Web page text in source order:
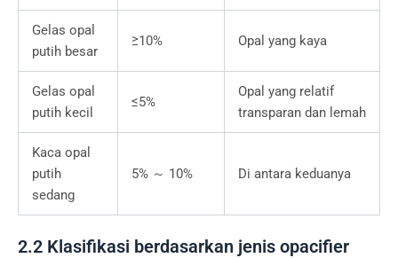
Gelas opal
putih besar
≥10% Opal yang kaya
Gelas opal
putih kecil
≤5%
Opal yang relatif
transparan dan lemah
Kaca opal
putih
sedang
5% ～ 10% Di antara keduanya
2.2 Klasifikasi berdasarkan jenis opacifier